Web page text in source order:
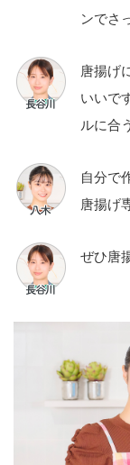
ンでさ
唐揚げ
いいで
ルに合
自分で
唐揚げ
ぜひ唐